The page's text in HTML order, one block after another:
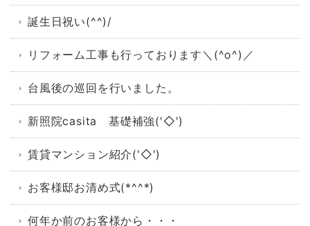
誕生日祝い(^^)/
リフォーム工事も行っております＼(^o^)／
台風後の巡回を行いました。
新照院casita 基礎補強('◇')ゞ
賃貸マンション紹介('◇')ゞ
お客様邸お清め式(*^^*)
何年か前のお客様から・・・